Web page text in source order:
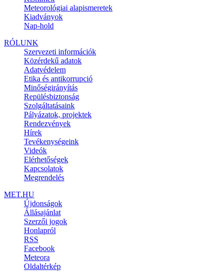
Meteorológiai alapismeretek
Kiadványok
Nap-hold
RÓLUNK
Szervezeti információk
Közérdekű adatok
Adatvédelem
Etika és antikorrupció
Minőségirányítás
Repülésbiztonság
Szolgáltatásaink
Pályázatok, projektek
Rendezvények
Hírek
Tevékenységeink
Videók
Elérhetőségek
Kapcsolatok
Megrendelés
MET.HU
Újdonságok
Állásajánlat
Szerzői jogok
Honlapról
RSS
Facebook
Meteora
Oldaltérkép